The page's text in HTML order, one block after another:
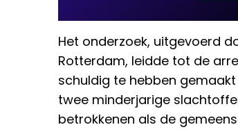
Het onderzoek, uitgevoerd
Rotterdam, leidde tot de
schuldig te hebben
twee minderjarige
betrokkenen als de